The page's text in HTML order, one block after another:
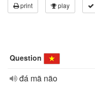
print play
Question
đá mã não